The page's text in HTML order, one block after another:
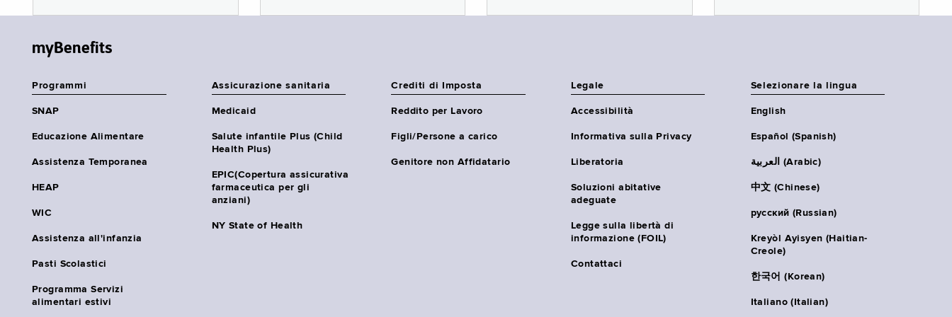
myBenefits
Programmi
SNAP
Educazione Alimentare
Assistenza Temporanea
HEAP
WIC
Assistenza all'infanzia
Pasti Scolastici
Programma Servizi
alimentari estivi
Assicurazione sanitaria
Medicaid
Salute infantile Plus (Child
Health Plus)
EPIC(Copertura assicurativa
farmaceutica per gli
anziani)
NY State of Health
Crediti di Imposta
Reddito per Lavoro
Figli/Persone a carico
Genitore non Affidatario
Legale
Accessibilità
Informativa sulla Privacy
Liberatoria
Soluzioni abitative
adeguate
Legge sulla libertà di
informazione (FOIL)
Contattaci
Selezionare la lingua
English
Español (Spanish)
العربية (Arabic)
中文 (Chinese)
русский (Russian)
Kreyòl Ayisyen (Haitian-
Creole)
한국어 (Korean)
Italiano (Italian)